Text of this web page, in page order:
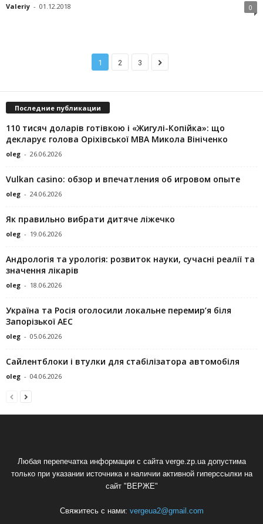
Valeriy - 01.12.2018 0
1 2 3
Последние публикации
110 тисяч доларів готівкою і «Жигулі-Копійка»: що
декларує голова Оріхівської МВА Микола Вініченко
oleg - 26.06.2026
Vulkan casino: обзор и впечатления об игровом опыте
oleg - 24.06.2026
Як правильно вибрати дитяче ліжечко
oleg - 19.06.2026
Андрологія та урологія: розвиток науки, сучасні реалії та
значення лікарів
oleg - 18.06.2026
Україна та Росія оголосили локальне перемир’я біля
Запорізької АЕС
oleg - 05.06.2026
Сайлентблоки і втулки для стабілізатора автомобіля
oleg - 04.06.2026
Любая перепечатка информации с сайта verge.zp.ua допустима
только при указании источника и наличии активной гиперссылки на
сайт "ВЕРЖЕ"
Свяжитесь с нами: vergeua2@gmail.com